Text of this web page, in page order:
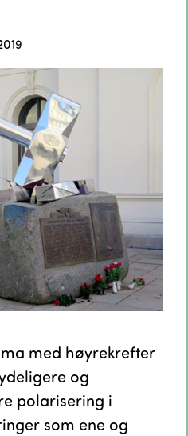
med høyrekrefter
og
polarisering i
som ene og